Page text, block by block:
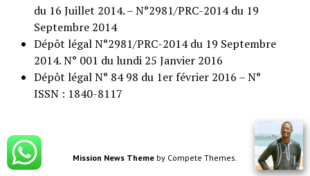
du 16 Juillet 2014. – N°2981/PRC-2014 du 19
Septembre 2014
Dépôt légal N°2981/PRC-2014 du 19 Septembre
2014. N° 001 du lundi 25 Janvier 2016
Dépôt légal N° 84 98 du 1er février 2016 – N°
ISSN : 1840-8117
Mission News Theme by Compete Themes.